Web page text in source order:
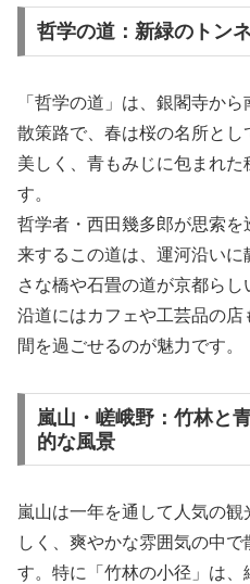
哲学の道：新緑のトン
「哲学の道」は、銀閣寺か
散策路で、春は桜の名所と
美しく、青もみじに包まれた
す。
哲学者・西田幾多郎が思索
来するこの道は、運河沿い
さな橋や石畳の道が京都らし
沿道にはカフェや工芸品の
間を過ごせるのが魅力です。
嵐山・嵯峨野：竹林と
的な風景
嵐山は一年を通して人気の
しく、爽やかな雰囲気の中
す。特に「竹林の小径」は